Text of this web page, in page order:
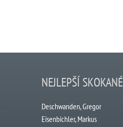
NEJLEPŠÍ SKOKANÉ
Deschwanden, Gregor
Eisenbichler, Markus